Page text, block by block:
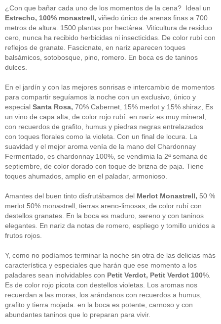
Guipuzcoa
(2)
(1)
Joan Roca(2)
libros (2)
Madrid(4)
mejores-productos (3)
México(1)
Murcia
quesos(3)
Restaurantes
rutas de tapas
(2)
Setas(1)
Sin categoría(348)
solidaridad(1)
tapas (2)
" ALT="RSS" /> SUSCRÍBETE
RSS - Entradas
ADMINISTRAR
Acceder
¿Con que bañar cada uno de los momentos de la cena? Ideal un
Estrecho, 100% monastrell, viñedo único de arenas finas a 700
metros de altura. 1500 plantas por hectárea. Viticultura de residuo
cero, nunca ha recibido herbicidas ni insecticidas. De color rubí con
reflejos de granate. Fascicnate, en nariz aparecen toques
balsámicos, sotobosque, pino, romero. En boca es de taninos
dulces.
En el jardín y con las mejores sonrisas e intercambio de momentos
para compartir seguíamos la noche con un exclusivo, único y
especial Santa Rosa, 70% Cabernet, 15% merlot y 15% shiraz, Es
un vino de capa alta, de color rojo rubí. en nariz es muy mineral,
con recuerdos de grafito, humus y piedras negras entrelazados
con toques florales como la violeta. Con un final de locura. La
suavidad y el mejor aroma venía de la mano del Chardonnay
Fermentado, es chardonnay 100%, se vendimia la 2ª semana de
septiembre, de color dorado con toque de brizna de paja. Tiene
toques ahumados, amplio en el paladar, armonioso.
Amantes del buen tinto disfrutábamos del Merlot Monastrell, 50 %
merlot 50% monastrell, tierras areno-limosas, de color rubí con
destellos granates. En la boca es maduro, sereno y con taninos
elegantes. En nariz da notas de romero, espliego y tomillo unidos a
frutos rojos.
Y, como no podíamos terminar la noche sin otra de las delicias más
característica y especiales que harán que ese momento a los
paladares sean inolvidables con Petit Verdot, Petit Verdot 100%.
Es de color rojo picota con destellos violetas. Los aromas nos
recuerdan a las moras, los arándanos con recuerdos a humus,
grafito y tierra mojada. en la boca es potente, carnoso y con
abundantes taninos que lo preparan para vivir.